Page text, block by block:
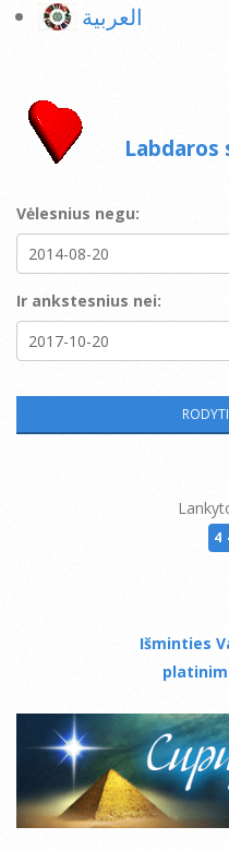
العربية
Labdaros
Vėlesnius negu:
Ir ankstesnius nei:
Išminties